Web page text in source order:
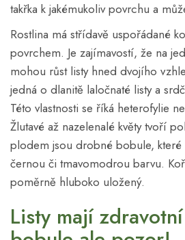
takřka k jakémukoliv povrchu a
Rostlina má střídavě uspořádané
povrchem. Je zajímavostí, že na
mohou růst listy hned dvojího
jedná o dlanitě laločnaté listy a
Této vlastnosti se říká heterofylie
Žlutavé až nazelenalé květy tvoří
plodem jsou drobné bobule,
černou či tmavomodrou barvu.
poměrně hluboko uložený.
Listy mají